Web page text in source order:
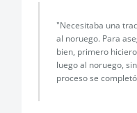
"Necesitaba una
al noruego. Para
bien, primero
luego al noruego,
proceso se